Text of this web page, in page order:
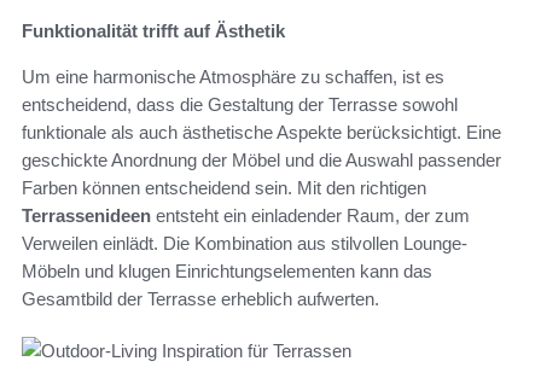
Funktionalität trifft auf Ästhetik
Um eine harmonische Atmosphäre zu schaffen, ist es
entscheidend, dass die Gestaltung der Terrasse sowohl
funktionale als auch ästhetische Aspekte berücksichtigt. Eine
geschickte Anordnung der Möbel und die Auswahl passender
Farben können entscheidend sein. Mit den richtigen
Terrassenideen entsteht ein einladender Raum, der zum
Verweilen einlädt. Die Kombination aus stilvollen Lounge-
Möbeln und klugen Einrichtungselementen kann das
Gesamtbild der Terrasse erheblich aufwerten.